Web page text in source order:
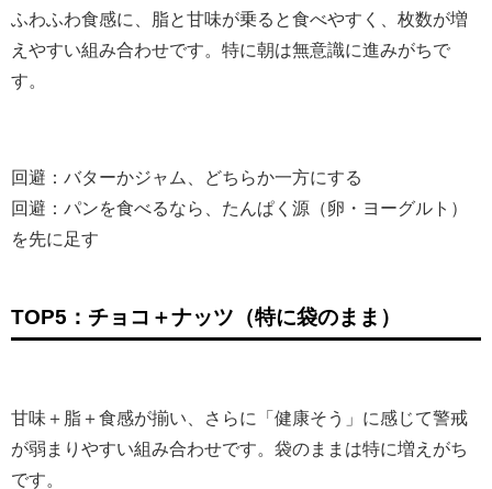
ふわふわ食感に、脂と甘味が乗ると食べやすく、枚数が増
えやすい組み合わせです。特に朝は無意識に進みがちで
す。
回避：バターかジャム、どちらか一方にする
回避：パンを食べるなら、たんぱく源（卵・ヨーグルト）
を先に足す
TOP5：チョコ＋ナッツ（特に袋のまま）
甘味＋脂＋食感が揃い、さらに「健康そう」に感じて警戒
が弱まりやすい組み合わせです。袋のままは特に増えがち
です。